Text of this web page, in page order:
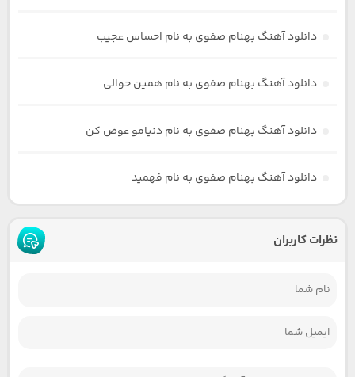
دانلود آهنگ بهنام صفوی به نام احساس عجیب
دانلود آهنگ بهنام صفوی به نام همین حوالی
دانلود آهنگ بهنام صفوی به نام دنیامو عوض کن
دانلود آهنگ بهنام صفوی به نام فهمید
نظرات کاربران